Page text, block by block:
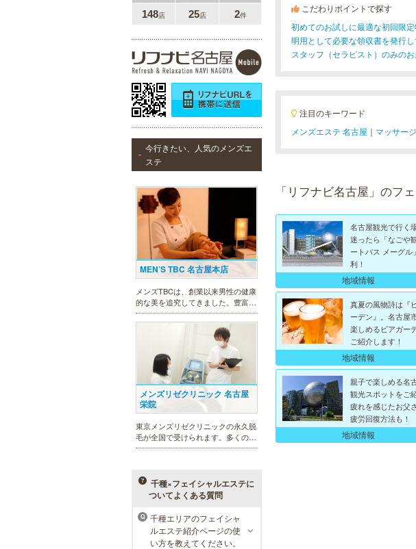
148店 25店 2件
今行きたい、人気のメンズエ
ステ
MEN’S TBC 名古屋本店
メンズTBCは、創業以来男性の健康
的な美を追究してきました。豊富な
脱毛メニューを始め、フェイシャル
ケア、下腹引き締め等、各種お得な
体験コースを取り揃えています。選
べる種類の多さで初めての方も安心
です。
メンズリゼクリニック 名古屋
栄院
東京メンズリゼクリニックの永久脱
毛が全国で受けられます。多くの男
性患者様にご支持頂き、新宿1院か
展開するクリニックになりました。
ラ・パルレ 名古屋本店
千種×フェイシャルエステに
ついてよくある質問
Q
千種エリアのフェイシャ
ルエステ紹介ページの使
い方を教えてください。
こだわりポイントで探す
初めてのお試しに最適な初回限
明用として必要な領収書を発行
スタッフ（セラピスト）のみの
注目のキーワード
メンズエステ 名古屋 ｜ マッサー
「リフナビ名古屋」のフ
名古屋観光で行く
迷ったら「なごや
ートバス メーグル
利！
地域情報
真夏の風物詩は『
ーデン』。名古屋
楽しめるビアガー
ご紹介します！
地域情報
親子で楽しめる名
観光スポットをご
疲れを感じたお父
疲労回復方法も！
地域情報